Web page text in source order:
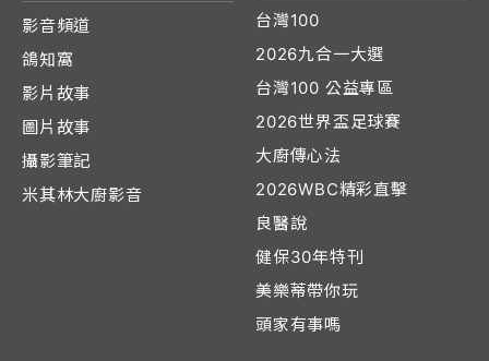
影音頻道
鴿知窩
影片故事
圖片故事
攝影筆記
米其林大廚影音
台灣100
2026九合一大選
台灣100 公益專區
2026世界盃足球賽
大廚傳心法
2026WBC精彩直擊
良醫說
健保30年特刊
美樂蒂帶你玩
頭家有事嗎